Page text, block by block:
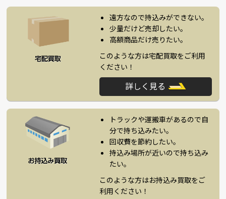
遠方なので持込みができない。
少量だけど売却したい。
高額商品だけ売りたい。
このような方は宅配買取をご利用
ください！
詳しく見る
トラックや運搬車があるので自
分で持ち込みたい。
回収費を節約したい。
持込み場所が近いので持ち込み
たい。
このような方はお持込み買取をご
利用ください！